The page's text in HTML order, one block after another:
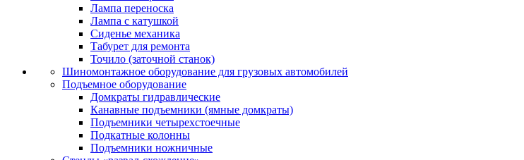
Лампа переноска
Лампа с катушкой
Сиденье механика
Табурет для ремонта
Точило (заточной станок)
Шиномонтажное оборудование для грузовых автомобилей
Подъемное оборудование
Домкраты гидравлические
Канавные подъемники (ямные домкраты)
Подъемники четырехстоечные
Подкатные колонны
Подъемники ножничные